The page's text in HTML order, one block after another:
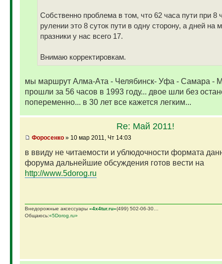
Собственно проблема в том, что 62 часа пути при 8
рулении это 8 суток пути в одну сторону, а дней на
празники у нас всего 17.
Внимаю корректировкам.
мы маршрут Алма-Ата - Челябинск- Уфа - Самара -
прошли за 56 часов в 1993 году... двое шли без
попеременно... в 30 лет все кажется легким...
Re: Май 2011!
Фopoceнкo» 10 мар 2011, Чт 14:03
в ввиду не читаемости и ублюдочности формата
форума дальнейшие обсуждения готов вести на
http://www.5dorog.ru
Внедорожные аксессуары «4х4tur.ru»(499) 502-06-30…
Общаюсь:«5Dorog.ru»